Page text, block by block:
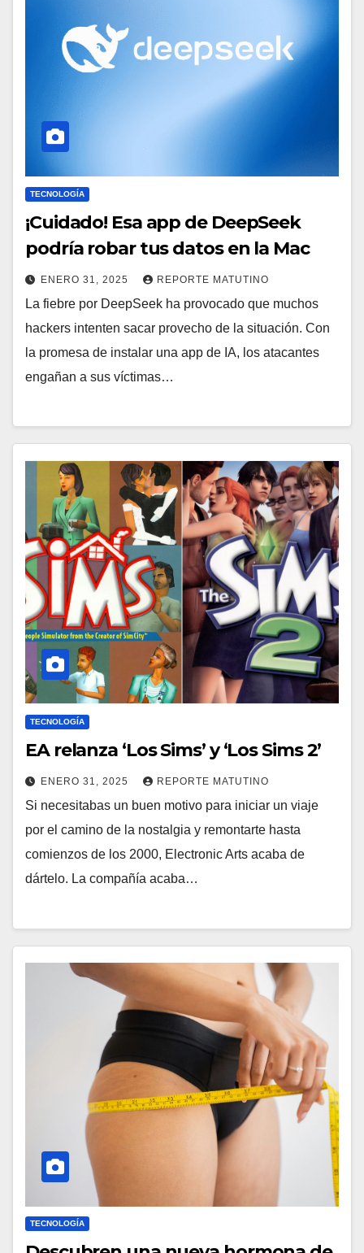
TECNOLOGÍA
¡Cuidado! Esa app de DeepSeek
podría robar tus datos en la Mac
ENERO 31, 2025 REPORTE MATUTINO
La fiebre por DeepSeek ha provocado que muchos
hackers intenten sacar provecho de la situación. Con
la promesa de instalar una app de IA, los atacantes
engañan a sus víctimas…
TECNOLOGÍA
EA relanza ‘Los Sims’ y ‘Los Sims 2’
ENERO 31, 2025 REPORTE MATUTINO
Si necesitabas un buen motivo para iniciar un viaje
por el camino de la nostalgia y remontarte hasta
comienzos de los 2000, Electronic Arts acaba de
dártelo. La compañía acaba…
TECNOLOGÍA